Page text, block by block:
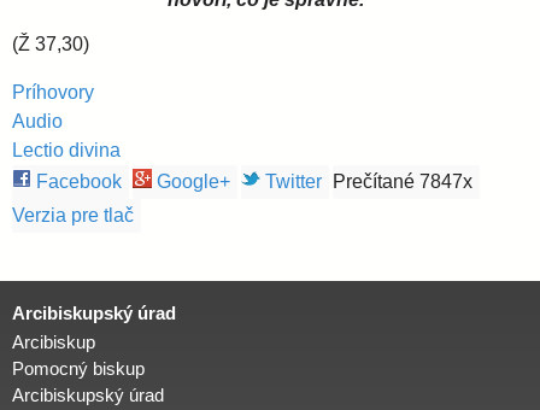
(Ž 37,30)
Príhovory
Audio
Lectio divina
Facebook
Google+ Twitter
Prečítané 7847x
Verzia pre tlač
Arcibiskupský úrad
Arcibiskup
Pomocný biskup
Arcibiskupský úrad